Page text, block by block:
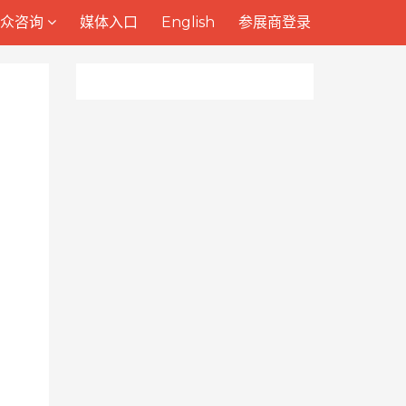
咨询 媒体入口 English 参展商登录